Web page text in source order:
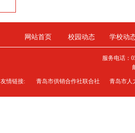
网站首页 校园动态 学校动
服务电话：
友情链接: 青岛市供销合作社联合社 青岛市人